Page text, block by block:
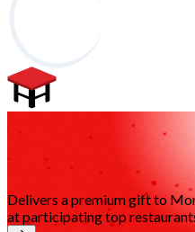
Delivers a premium gift to
at participating top